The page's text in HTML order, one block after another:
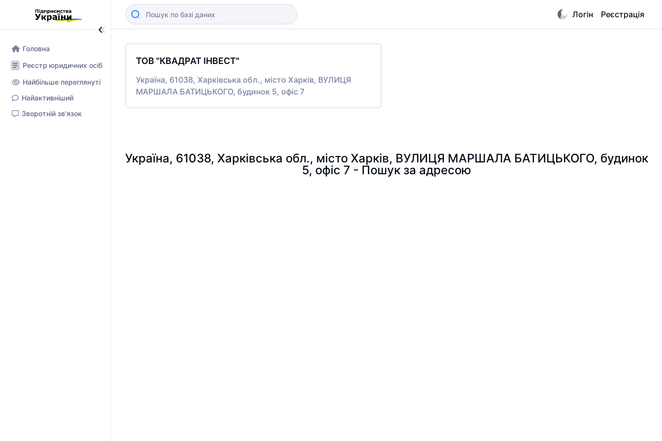
Головна
Реєстр юридичних осіб
Найбільше переглянуті
Найактивніший
Зворотній зв'язок
Логін Реєстрація
ТОВ "КВАДРАТ ІНВЕСТ"
Україна, 61038, Харківська обл., місто Харків, ВУЛИЦЯ
МАРШАЛА БАТИЦЬКОГО, будинок 5, офіс 7
Україна, 61038, Харківська обл., місто Харків, ВУЛИЦЯ МАРШАЛА БАТИЦЬКОГО, будинок
5, офіс 7 - Пошук за адресою